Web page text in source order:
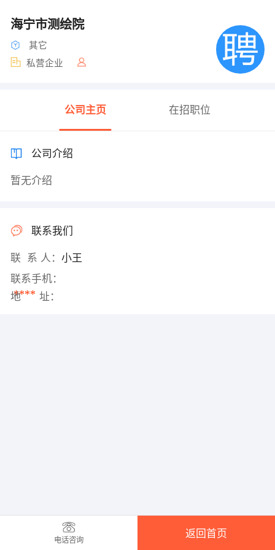
海宁市测绘院
其它
私营企业
公司主页 在招职位
公司介绍
暂无介绍
联系我们
联 系 人： 小王
联系手机：
****
地 址：
电话咨询
返回首页